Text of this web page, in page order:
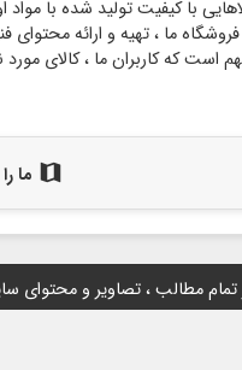
ما ، تهیه و ارائه محتوای
که کاربران ما ، کالای مورد
map ما
تمام مطالب ، تصاویر و محتوای